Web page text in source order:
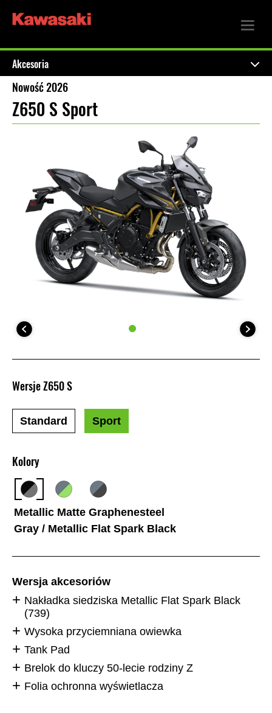
Akcesoria
Nowość 2026
Z650 S Sport
Kolory
Metallic Matte Graphenesteel
Gray / Metallic Flat Spark Black
Wersje Z650 S
Standard Sport
Wersja akcesoriów
Nakładka siedziska Metallic Flat Spark Black
(739)
Wysoka przyciemniana owiewka
Tank Pad
Brelok do kluczy 50-lecie rodziny Z
Folia ochronna wyświetlacza